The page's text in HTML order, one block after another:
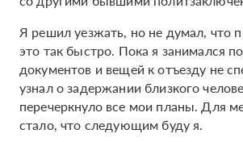
Я решил уезжать, но не думал, что
это так быстро. Пока я занимался
документов и вещей к отъезду не
узнал о задержании близкого
перечеркнуло все мои планы. Для
стало, что следующим буду я.